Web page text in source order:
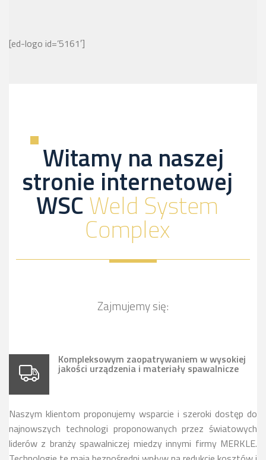
[ed-logo id=’5161′]
Witamy na naszej
stronie internetowej
WSCWeld System
Complex
Zajmujemy się:
Kompleksowym zaopatrywaniem w wysokiej
jakości urządzenia i materiały spawalnicze
Naszym klientom proponujemy wsparcie i szeroki dostęp do
najnowszych technologi proponowanych przez światowych
liderów z branży spawalniczej miedzy innymi firmy MERKLE.